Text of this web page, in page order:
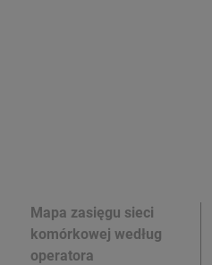
Mapa zasięgu sieci
komórkowej według
operatora